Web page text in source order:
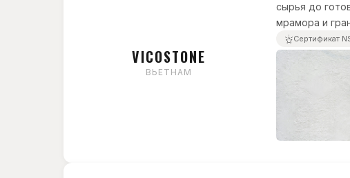
VICOSTONE
ВЬЕТНАМ
сырья до
мрамора и
Сертификат